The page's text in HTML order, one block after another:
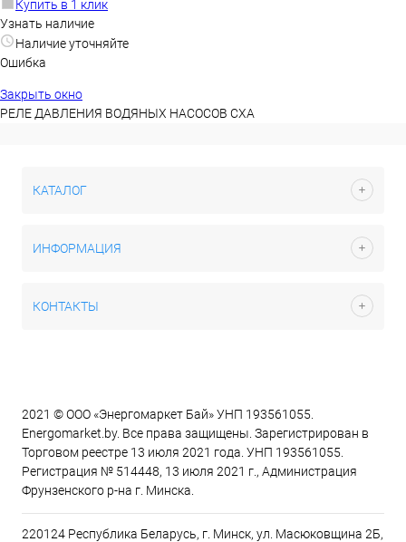
Купить в 1 клик
Узнать наличие
Наличие уточняйте
Ошибка
Закрыть окно
РЕЛЕ ДАВЛЕНИЯ ВОДЯНЫХ НАСОСОВ CXA
КАТАЛОГ
ИНФОРМАЦИЯ
КОНТАКТЫ
2021 © ООО «Энергомаркет Бай» УНП 193561055.
Energomarket.by. Все права защищены. Зарегистрирован в
Торговом реестре 13 июля 2021 года. УНП 193561055.
Регистрация № 514448, 13 июля 2021 г., Администрация
Фрунзенского р-на г. Минска.
220124 Республика Беларусь, г. Минск, ул. Масюковщина 2Б,